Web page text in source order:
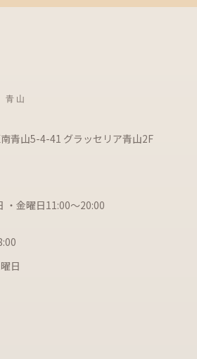
山
青山5-4-41 グラッセリア青山2F
・金曜日11:00～20:00
日